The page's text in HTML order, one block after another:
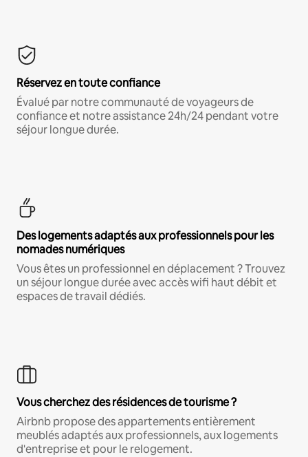
Réservez en toute confiance
Évalué par notre communauté de voyageurs de
confiance et notre assistance 24h/24 pendant votre
séjour longue durée.
Des logements adaptés aux professionnels pour les
nomades numériques
Vous êtes un professionnel en déplacement ? Trouvez
un séjour longue durée avec accès wifi haut débit et
espaces de travail dédiés.
Vous cherchez des résidences de tourisme ?
Airbnb propose des appartements entièrement
meublés adaptés aux professionnels, aux logements
d'entreprise et pour le relogement.